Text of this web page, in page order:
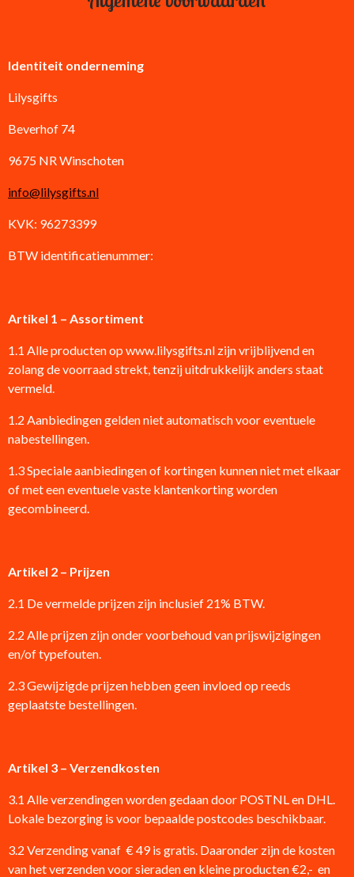
Identiteit onderneming
Lilysgifts
Beverhof 74
9675 NR Winschoten
info@lilysgifts.nl
KVK: 96273399
BTW identificatienummer:
Artikel 1 – Assortiment
1.1 Alle producten op www.lilysgifts.nl zijn vrijblijvend en
zolang de voorraad strekt, tenzij uitdrukkelijk anders staat
vermeld.
1.2 Aanbiedingen gelden niet automatisch voor eventuele
nabestellingen.
1.3 Speciale aanbiedingen of kortingen kunnen niet met elkaar
of met een eventuele vaste klantenkorting worden
gecombineerd.
Artikel 2 – Prijzen
2.1 De vermelde prijzen zijn inclusief 21% BTW.
2.2 Alle prijzen zijn onder voorbehoud van prijswijzigingen
en/of typefouten.
2.3 Gewijzigde prijzen hebben geen invloed op reeds
geplaatste bestellingen.
Artikel 3 – Verzendkosten
3.1 Alle verzendingen worden gedaan door POSTNL en DHL.
Lokale bezorging is voor bepaalde postcodes beschikbaar.
3.2 Verzending vanaf € 49 is gratis. Daaronder zijn de kosten
van het verzenden voor sieraden en kleine producten €2,- en